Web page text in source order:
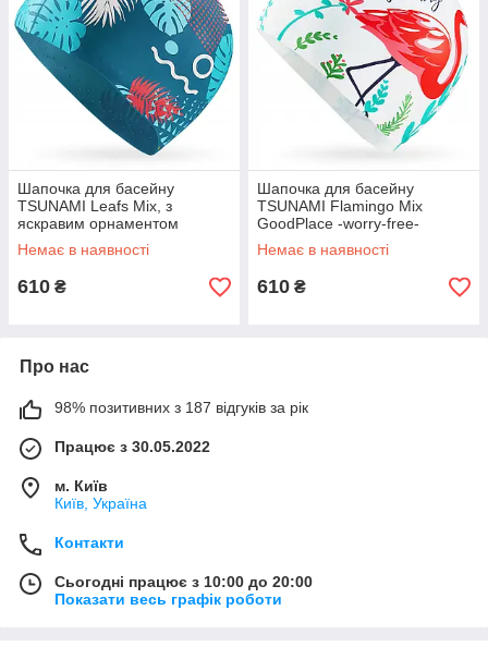
Шапочка для басейну
TSUNAMI Leafs Mix, з
яскравим орнаментом
GoodPlace -worry-free-
shopping-
Немає в наявності
610 ₴
Шапочка для басейну
TSUNAMI Flamingo Mix
GoodPlace -worry-free-
shopping-
Немає в наявності
610 ₴
Про нас
98% позитивних з 187 відгуків за рік
Працює з 30.05.2022
м. Київ
Київ, Україна
Контакти
Сьогодні працює з 10:00 до 20:00
Показати весь графік роботи